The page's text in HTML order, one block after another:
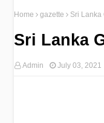
Home gazette Sri Lanka
Sri Lanka
Admin July 03, 2021